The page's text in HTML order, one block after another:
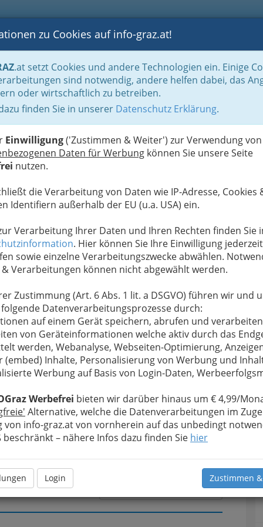
BLOGS FOTOS GASTRONOMIE BRANCHEN
zu Cookies auf info-graz.at!
.at setzt Cookies und andere Technologien ein. Einige
sind notwendig, andere helfen dabei, das
oder wirtschaftlich zu betreiben.
finden Sie in unserer Datenschutz Erklärung.
Einwilligung('Zustimmen & Weiter') zur Verwendung von
Daten für Werbung können Sie unsere Seite
nutzen.
die Verarbeitung von Daten wie IP-Adresse, Cookies
Identifiern außerhalb der EU (u.a. USA) ein.
Verarbeitung Ihrer Daten und Ihren Rechten finden Sie
. Hier können Sie Ihre Einwilligung jederzeit
sowie einzelne Verarbeitungszwecke abwählen.
& Verarbeitungen können nicht abgewählt werden.
Zustimmung (Art. 6 Abs. 1 lit. a DSGVO) führen wir und
Datenverarbeitungsprozesse durch:
auf einem Gerät speichern, abrufen und
von Geräteinformationen welche aktiv durch das
werden, Webanalyse, Webseiten-Optimierung,
(embed) Inhalte, Personalisierung von Werbung und
Werbung auf Basis von Login-Daten,
Werbefrei bieten wir darüber hinaus um € 4,99/
Alternative, welche die Datenverarbeitungen im
von info-graz.at von vornherein auf das unbedingt
beschränkt – nähere Infos dazu finden Sie hier
Login Zustimmen
Handel in Graz Dinge des täglichen Lebens Eisen- und Hartwaren LG
bewahren, verwenden wir an dieser Stelle zur
Ihre Nachricht wird nach dem Absenden
GmbH weitergeleitet.
Meine Nachricht
Meine Nachricht senden